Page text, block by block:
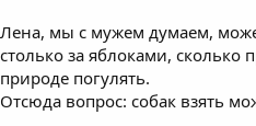
Лена, мы с мужем думаем,
столько за яблоками, сколько
природе погулять.
Отсюда вопрос: собак взять